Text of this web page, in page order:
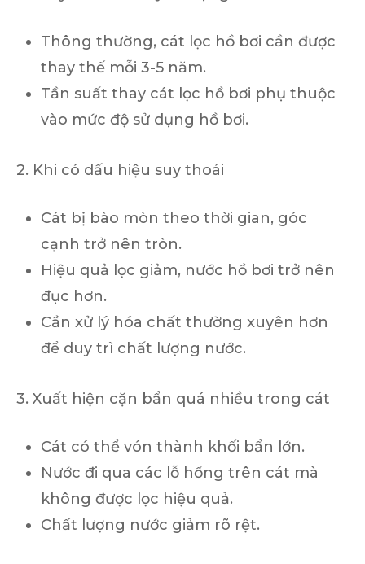
Thông thường, cát lọc hồ bơi cần được
thay thế mỗi 3-5 năm.
Tần suất thay cát lọc hồ bơi phụ thuộc
vào mức độ sử dụng hồ bơi.
2. Khi có dấu hiệu suy thoái
Cát bị bào mòn theo thời gian, góc
cạnh trở nên tròn.
Hiệu quả lọc giảm, nước hồ bơi trở nên
đục hơn.
Cần xử lý hóa chất thường xuyên hơn
để duy trì chất lượng nước.
3. Xuất hiện cặn bẩn quá nhiều trong cát
Cát có thể vón thành khối bẩn lớn.
Nước đi qua các lỗ hổng trên cát mà
không được lọc hiệu quả.
Chất lượng nước giảm rõ rệt.